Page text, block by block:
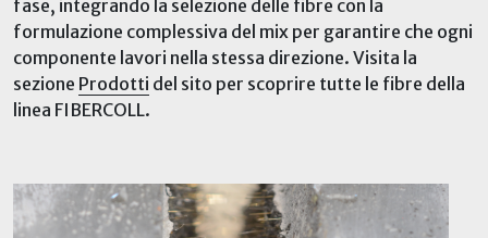
fase, integrando la selezione delle fibre con la
formulazione complessiva del mix per garantire che ogni
componente lavori nella stessa direzione. Visita la
sezione Prodotti del sito per scoprire tutte le fibre della
linea FIBERCOLL.